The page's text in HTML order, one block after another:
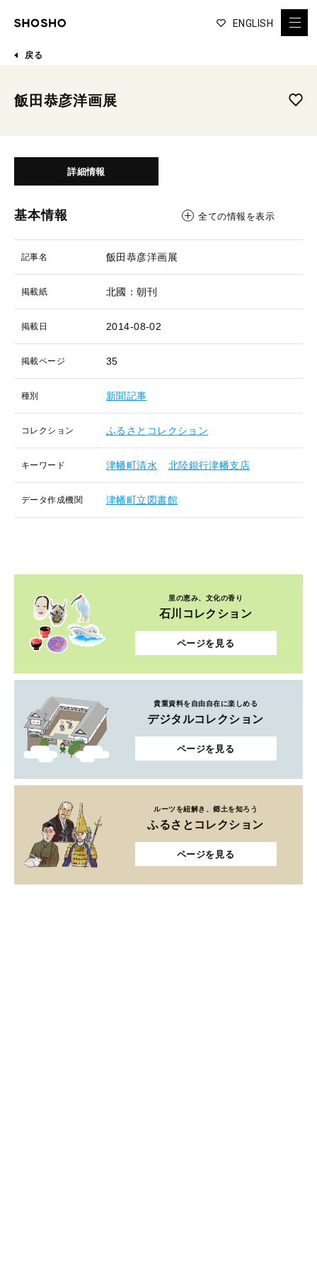
ENGLISH
戻る
飯田恭彦洋画展
詳細情報
基本情報 全ての情報を表示
記事名 飯田恭彦洋画展
掲載紙 北國：朝刊
掲載日 2014-08-02
掲載ページ 35
種別 新聞記事
コレクション ふるさとコレクション
キーワード 津幡町清水 北陸銀行津幡支店
データ作成機関 津幡町立図書館
里の恵み、文化の香り
石川コレクション
ページを見る
貴重資料を自由自在に楽しめる
デジタルコレクション
ページを見る
ルーツを紐解き、郷土を知ろう
ふるさとコレクション
ページを見る